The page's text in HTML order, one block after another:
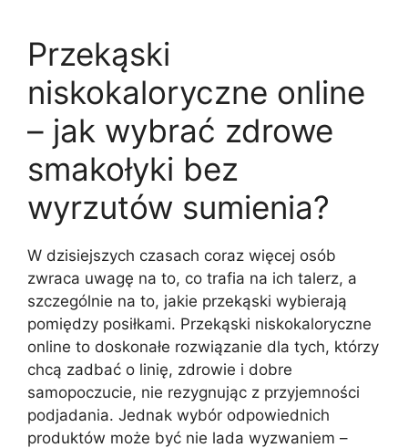
Przekąski
niskokaloryczne online
– jak wybrać zdrowe
smakołyki bez
wyrzutów sumienia?
W dzisiejszych czasach coraz więcej osób
zwraca uwagę na to, co trafia na ich talerz, a
szczególnie na to, jakie przekąski wybierają
pomiędzy posiłkami. Przekąski niskokaloryczne
online to doskonałe rozwiązanie dla tych, którzy
chcą zadbać o linię, zdrowie i dobre
samopoczucie, nie rezygnując z przyjemności
podjadania. Jednak wybór odpowiednich
produktów może być nie lada wyzwaniem –